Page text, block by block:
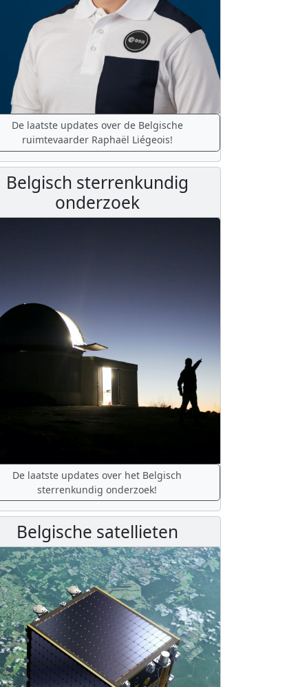
De laatste updates over de Belgische
ruimtevaarder Raphaël Liégeois!
Belgisch sterrenkundig
onderzoek
De laatste updates over het Belgisch
sterrenkundig onderzoek!
Belgische satellieten